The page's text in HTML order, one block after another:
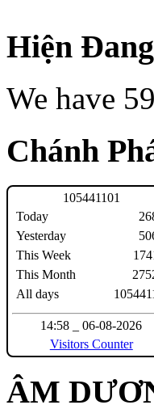
Hiện
We have
Chánh
105441101
Today
Yesterday
This Week
This Month
All days
14:58 _ 06-08-2026
Visitors Counter
ÂM